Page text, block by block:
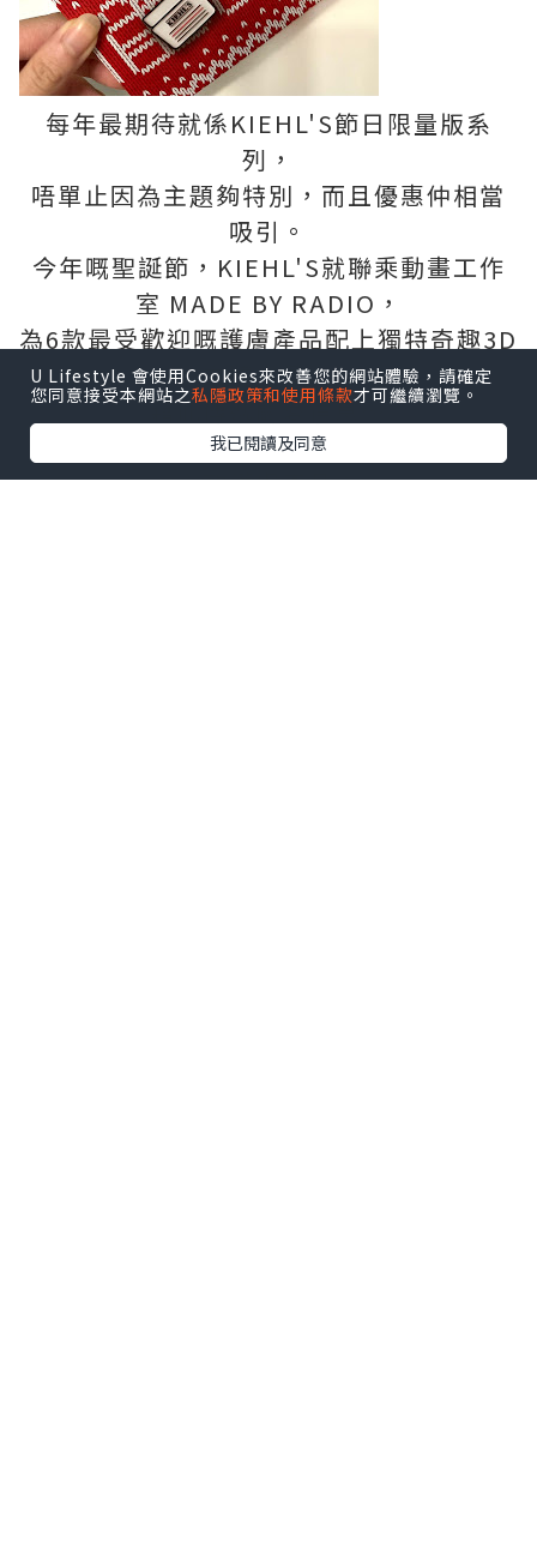
每年最期待就係KIEHL'S節日限量版系
列，
唔單止因為主題夠特別，而且優惠仲相當
吸引。
今年嘅聖誕節，KIEHL'S就聯乘動畫工作
室 MADE BY RADIO，
為6款最受歡迎嘅護膚產品配上獨特奇趣3D
立體畫風，
藉此傳遞關愛信息～
六款護膚產品：
U Lifestyle 會使用Cookies來改善您的網站體驗，請確定
您同意接受本網站之私隱政策和使用條款才可繼續瀏覽。
我已閱讀及同意